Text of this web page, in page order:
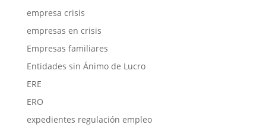
empresa crisis
empresas en crisis
Empresas familiares
Entidades sin Ánimo de Lucro
ERE
ERO
expedientes regulación empleo